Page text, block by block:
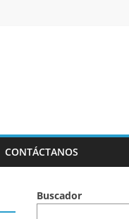
CONTÁCTANOS
Buscador